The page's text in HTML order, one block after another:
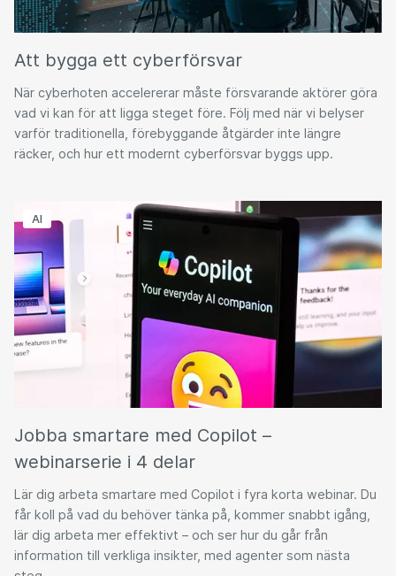
Att bygga ett cyberförsvar
När cyberhoten accelererar måste försvarande aktörer göra
vad vi kan för att ligga steget före. Följ med när vi belyser
varför traditionella, förebyggande åtgärder inte längre
räcker, och hur ett modernt cyberförsvar byggs upp.
AI
Jobba smartare med Copilot –
webinarserie i 4 delar
Lär dig arbeta smartare med Copilot i fyra korta webinar. Du
får koll på vad du behöver tänka på, kommer snabbt igång,
lär dig arbeta mer effektivt – och ser hur du går från
information till verkliga insikter, med agenter som nästa